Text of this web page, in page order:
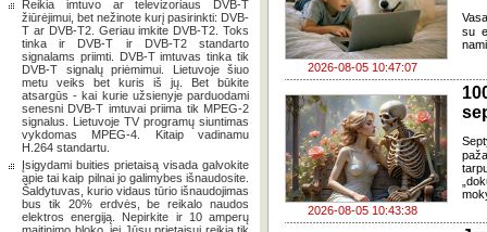
Reikia imtuvo ar televizoriaus DVB-T
žiūrėjimui, bet nežinote kurį pasirinkti: DVB-
T ar DVB-T2. Geriau imkite DVB-T2. Toks
tinka ir DVB-T ir DVB-T2 standarto
signalams priimti. DVB-T imtuvas tinka tik
DVB-T signalų priėmimui. Lietuvoje šiuo
metu veiks bet kuris iš jų. Bet būkite
atsargūs - kai kurie užsienyje parduodami
senesni DVB-T imtuvai priima tik MPEG-2
signalus. Lietuvoje TV programų siuntimas
vykdomas MPEG-4. Kitaip vadinamu
H.264 standartu.
Įsigydami buities prietaisą visada galvokite
apie tai kaip pilnai jo galimybes išnaudosite.
Šaldytuvas, kurio vidaus tūrio išnaudojimas
bus tik 20% erdvės, be reikalo naudos
elektros energiją. Nepirkite ir 10 amperų
2026-08-05 10:47:07
su
2026-08-05 10:43:38